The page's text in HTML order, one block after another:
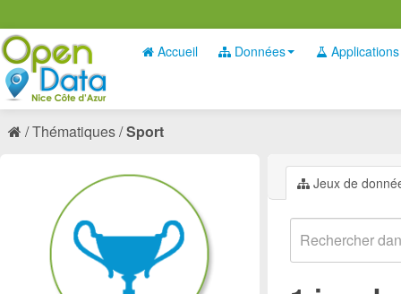
Accueil Données Applications
Thématiques Sport
Jeux de